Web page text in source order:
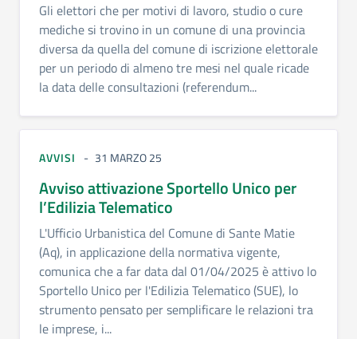
Gli elettori che per motivi di lavoro, studio o cure
mediche si trovino in un comune di una provincia
diversa da quella del comune di iscrizione elettorale
per un periodo di almeno tre mesi nel quale ricade
la data delle consultazioni (referendum...
AVVISI 31 MARZO 25
Avviso attivazione Sportello Unico per
l’Edilizia Telematico
L'Ufficio Urbanistica del Comune di Sante Matie
(Aq), in applicazione della normativa vigente,
comunica che a far data dal 01/04/2025 è attivo lo
Sportello Unico per l'Edilizia Telematico (SUE), lo
strumento pensato per semplificare le relazioni tra
le imprese, i...